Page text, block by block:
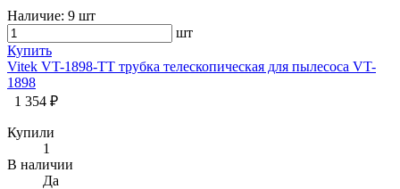
Наличие: 9 шт
шт
Купить
Vitek VT-1898-TT трубка телескопическая для пылесоса VT-
1898
1 354 ₽
Купили
1
В наличии
Да